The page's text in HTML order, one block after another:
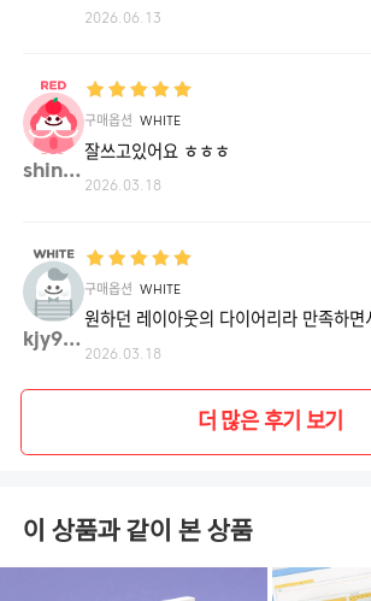
2026.06.13
shina**
구매옵션 WHITE
잘쓰고있어요 ㅎㅎㅎ
2026.03.18
kjy97**
구매옵션 WHITE
원하던 레이아웃의 다이어리라 만족하면
2026.03.18
더 많은 후기 보기
이 상품과 같이 본 상품